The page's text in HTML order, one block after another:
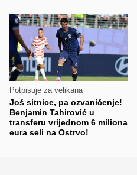
Potpisuje za velikana
Još sitnice, pa ozvaničenje!
Benjamin Tahirović u
transferu vrijednom 6 miliona
eura seli na Ostrvo!